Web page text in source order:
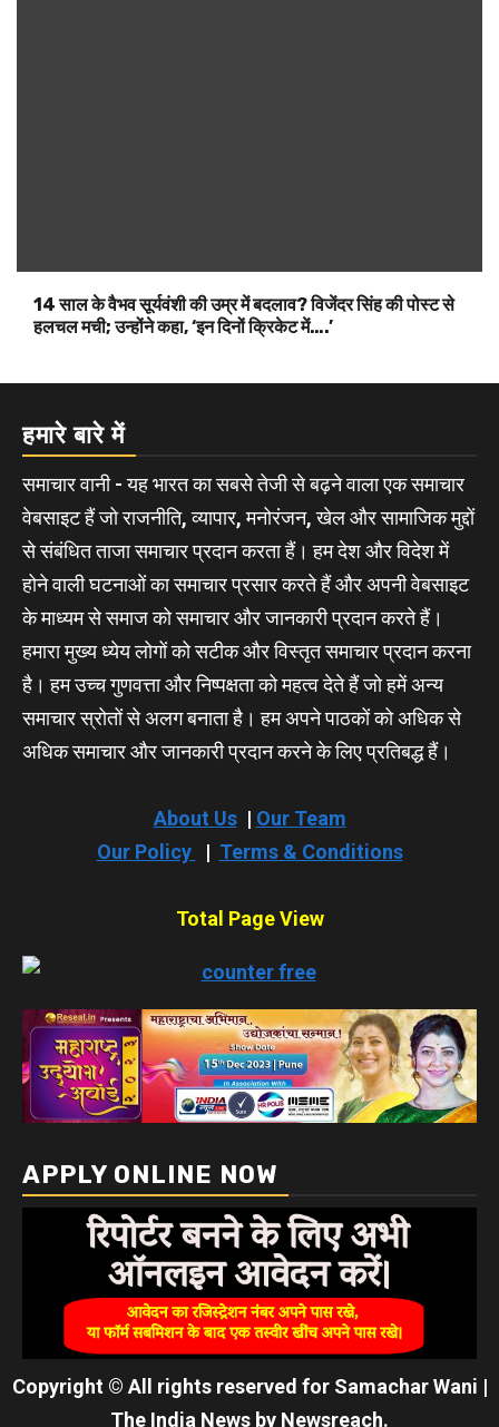
14 साल के वैभव सूर्यवंशी की उम्र में बदलाव? विजेंदर सिंह की पोस्ट से
हलचल मची; उन्होंने कहा, ‘इन दिनों क्रिकेट में….’
हमारे बारे में
समाचार वानी - यह भारत का सबसे तेजी से बढ़ने वाला एक समाचार
वेबसाइट हैं जो राजनीति, व्यापार, मनोरंजन, खेल और सामाजिक मुद्दों
से संबंधित ताजा समाचार प्रदान करता हैं। हम देश और विदेश में
होने वाली घटनाओं का समाचार प्रसार करते हैं और अपनी वेबसाइट
के माध्यम से समाज को समाचार और जानकारी प्रदान करते हैं।
हमारा मुख्य ध्येय लोगों को सटीक और विस्तृत समाचार प्रदान करना
है। हम उच्च गुणवत्ता और निष्पक्षता को महत्व देते हैं जो हमें अन्य
समाचार स्रोतों से अलग बनाता है। हम अपने पाठकों को अधिक से
अधिक समाचार और जानकारी प्रदान करने के लिए प्रतिबद्ध हैं।
About Us| Our Team
Our Policy
| Terms & Conditions
Total Page View
APPLY ONLINE NOW
Copyright © All rights reserved for Samachar Wani |
The India News by Newsreach.